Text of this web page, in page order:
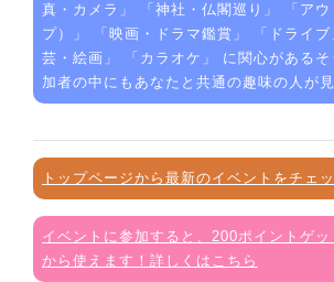
真・カメラ 」 「 神社・仏閣巡り 」 「 ア
プ）
」 「 映画・ドラマ鑑賞 」 「 ドライブ
芸・絵画 」 「 カラオケ 」 に関心がある
加者の中にもあなたと共通の趣味の人が
トップページから最新のイベントをチェ
イベントに参加すると、200ポイントゲッ
から使えます！詳しくはこちら